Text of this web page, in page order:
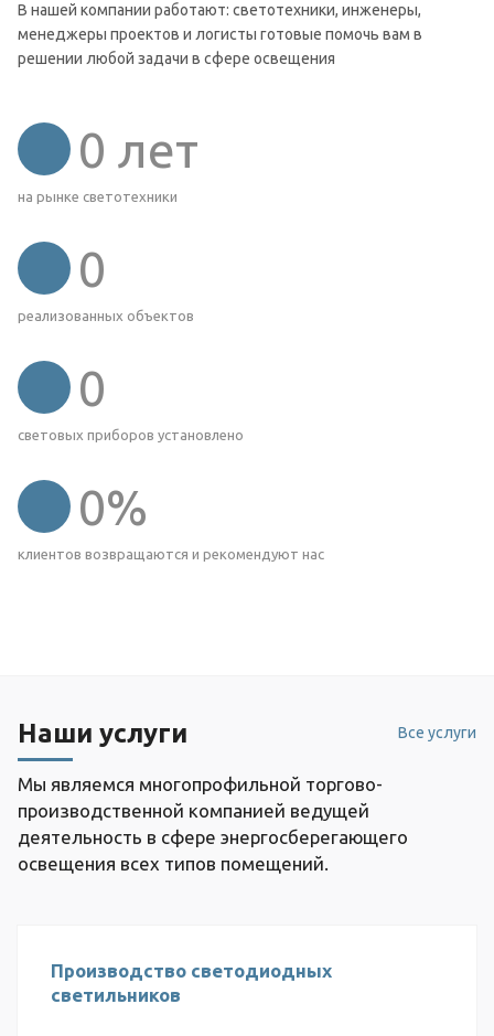
В нашей компании работают: светотехники, инженеры,
менеджеры проектов и логисты готовые помочь вам в
решении любой задачи в сфере освещения
0 лет
на рынке светотехники
0
реализованных объектов
0
световых приборов установлено
0%
клиентов возвращаются и рекомендуют нас
Все услуги
Наши услуги
Мы являемся многопрофильной торгово-
производственной компанией ведущей
деятельность в сфере энергосберегающего
освещения всех типов помещений.
Производство светодиодных
светильников